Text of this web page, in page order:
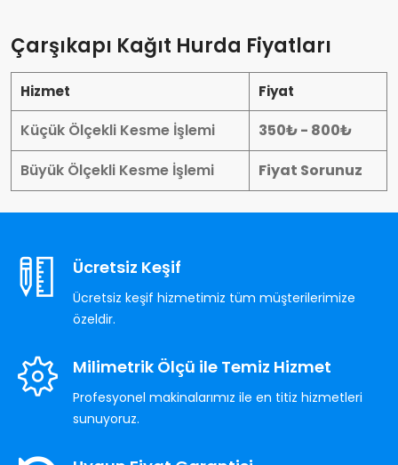
Çarşıkapı Kağıt Hurda Fiyatları
Hizmet Fiyat
Küçük Ölçekli Kesme İşlemi
350₺ - 800₺
Büyük Ölçekli Kesme İşlemi
Fiyat Sorunuz
Ücretsiz Keşif
Ücretsiz keşif hizmetimiz tüm müşterilerimize
özeldir.
Milimetrik Ölçü ile Temiz Hizmet
Profesyonel makinalarımız ile en titiz hizmetleri
sunuyoruz.